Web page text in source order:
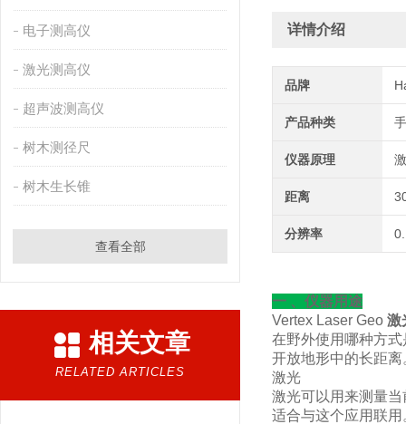
电子测高仪
激光测高仪
超声波测高仪
树木测径尺
树木生长锥
查看全部
相关文章
RELATED ARTICLES
详情介绍
品牌
产品种类
仪器原理
距离
分辨率
一 、仪器用途
Vertex Laser Geo 激
在野外使用哪种方
开放地形中的长距
激光
激光可以用来测量
适合与这个应用联用